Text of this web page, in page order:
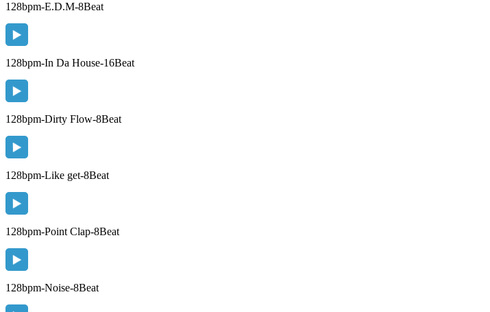
128bpm-E.D.M-8Beat
128bpm-In Da House-16Beat
128bpm-Dirty Flow-8Beat
128bpm-Like get-8Beat
128bpm-Point Clap-8Beat
128bpm-Noise-8Beat